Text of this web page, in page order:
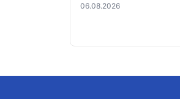
06.08.2026